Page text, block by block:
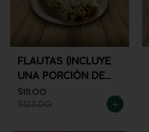
FLAUTAS (INCLUYE
UNA PORCIÓN DE
SALSA)
$111.00
$123.00